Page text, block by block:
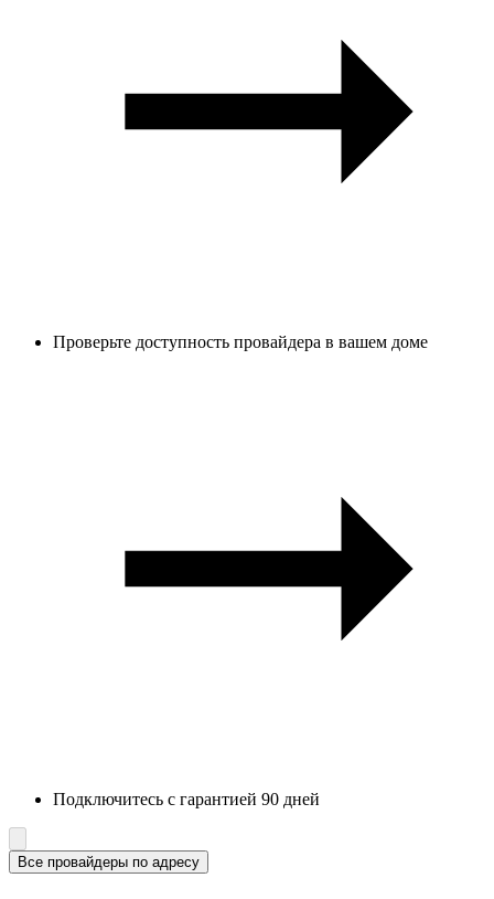
Проверьте доступность провайдера в вашем доме
Подключитесь с гарантией 90 дней
Все провайдеры по адресу